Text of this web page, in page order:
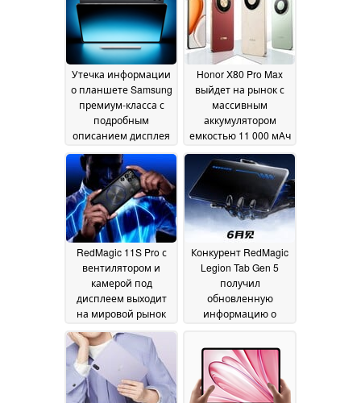
Утечка информации
о планшете Samsung
премиум-класса с
подробным
описанием дисплея
10 June 2026
Honor X80 Pro Max
выйдет на рынок с
массивным
аккумулятором
емкостью 11 000 мАч
09 June 2026
RedMagic 11S Pro с
вентилятором и
камерой под
дисплеем выходит
на мировой рынок
долларов
27 May 2026
Конкурент RedMagic
Legion Tab Gen 5
получил
обновленную
информацию о
2026